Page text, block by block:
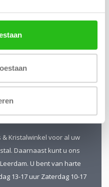
nieuwsbrief
Abonneer
& Kristalwinkel voor al uw
Daarnaast kunt u ons
U bent van harte
13-17 uur Zaterdag 10-17